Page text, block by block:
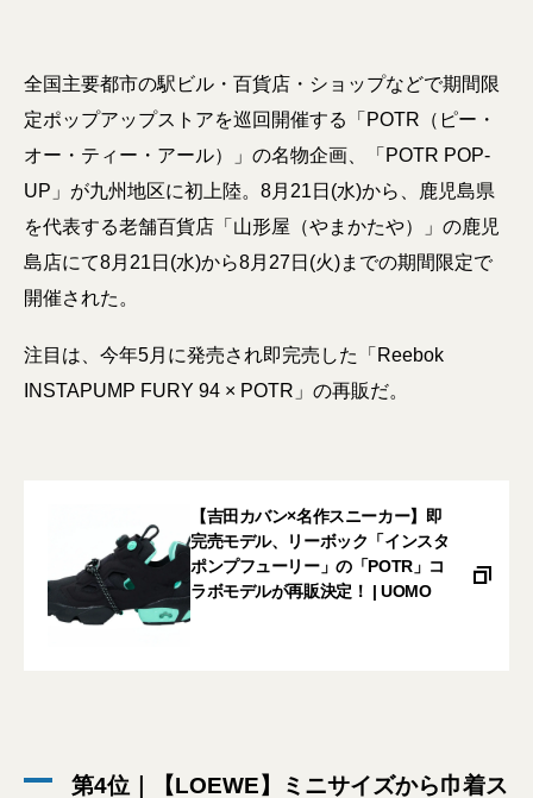
全国主要都市の駅ビル・百貨店・ショップなどで期間限
定ポップアップストアを巡回開催する「POTR（ピー・
オー・ティー・アール）」の名物企画、「POTR POP-
UP」が九州地区に初上陸。8月21日(水)から、鹿児島県
を代表する老舗百貨店「山形屋（やまかたや）」の鹿児
島店にて8月21日(水)から8月27日(火)までの期間限定で
開催された。
注目は、今年5月に発売され即完売した「Reebok
INSTAPUMP FURY 94 × POTR」の再販だ。
【吉田カバン×名作スニーカー】即
完売モデル、リーボック「インスタ
ポンプフューリー」の「POTR」コ
ラボモデルが再販決定！ | UOMO
第4位｜【LOEWE】ミニサイズから巾着ス